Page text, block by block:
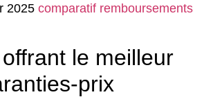
2025 comparatif remboursements
le meilleur
prix